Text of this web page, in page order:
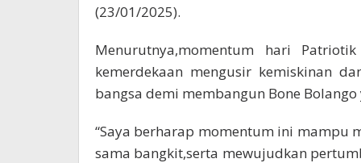
(23/01/2025).
Menurutnya,momentum hari
kemerdekaan mengusir kemiskinan
bangsa demi membangun Bone
“Saya berharap momentum ini mampu
sama bangkit,serta mewujudkan